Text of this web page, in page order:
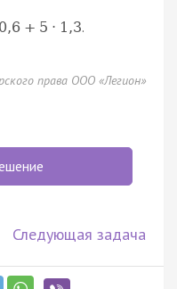
0,6 + 5 ⋅ 1 ,3.
права ООО «Легион»
Следующая задача